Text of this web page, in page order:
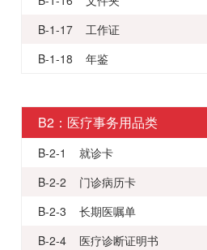
B-1-17 工作证
B-1-18 年鉴
B2：医疗事务用品类
B-2-1 就诊卡
B-2-2 门诊病历卡
B-2-3 长期医嘱单
B-2-4 医疗诊断证明书